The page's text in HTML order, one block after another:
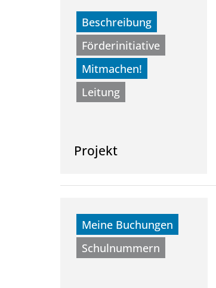
Beschreibung
Förderinitiative
Mitmachen!
Leitung
Projekt
Meine Buchungen
Schulnummern